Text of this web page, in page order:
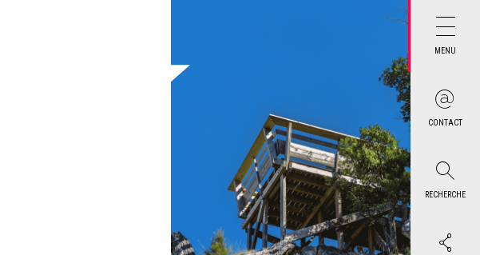
MENU
CONTACT
RECHERCHE